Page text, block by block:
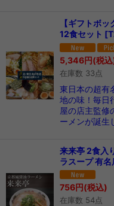
【ギフトボ
12食セット [
5,346円(税
在庫数 33点
東日本の超有
地の味！毎日
屋の店主監修
ーメンが誕生
来来亭 2食入
ラスープ 有
756円(税込)
在庫数 54点